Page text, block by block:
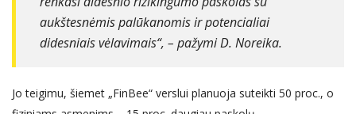
aukštesnėmis palūkanomis ir potencialiai
didesniais vėlavimais“, – pažymi D. Noreika.
Jo teigimu, šiemet „FinBee“ verslui planuoja suteikti 50 proc., o